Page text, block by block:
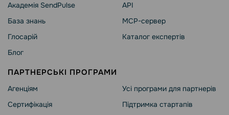
Академія SendPulse
База знань
Глосарій
Блог
API
MCP-сервер
Каталог експертів
ПАРТНЕРСЬКІ ПРОГРАМИ
Агенціям
Сертифікація
Усі програми для партнерів
Підтримка стартапів